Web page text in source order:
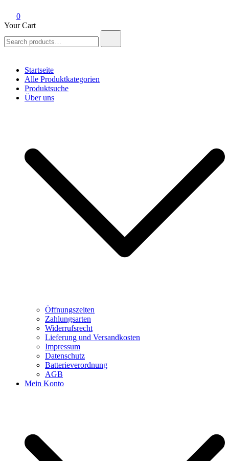
0
Your Cart
for:
Startseite
Alle Produktkategorien
Produktsuche
Über uns
Öffnungszeiten
Zahlungsarten
Widerrufsrecht
Lieferung und Versandkosten
Impressum
Datenschutz
Batterieverordnung
AGB
Mein Konto